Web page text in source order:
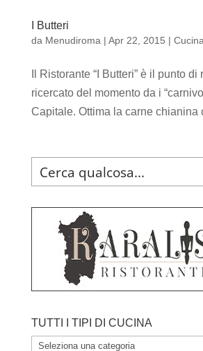
I Butteri
da Menudiroma | Apr 22, 2015 |
Il Ristorante “I Butteri” è il punto
ricercato del momento da i
Capitale. Ottima la carne chianina
TUTTI I TIPI DI CUCINA
TUTTI